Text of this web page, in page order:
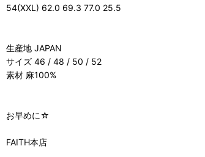
54(XXL) 62.0 69.3 77.0 25.5
生産地 JAPAN
サイズ 46 / 48 / 50 / 52
素材 麻100%
お早めに☆
FAITH本店